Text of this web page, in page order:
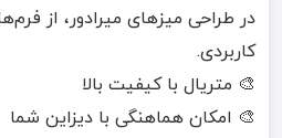
در طراحی میزهای میرادور، از
کاربردی.
🎨 متریال با کیفیت بالا
🎨 امکان هماهنگی با دیزاین شما